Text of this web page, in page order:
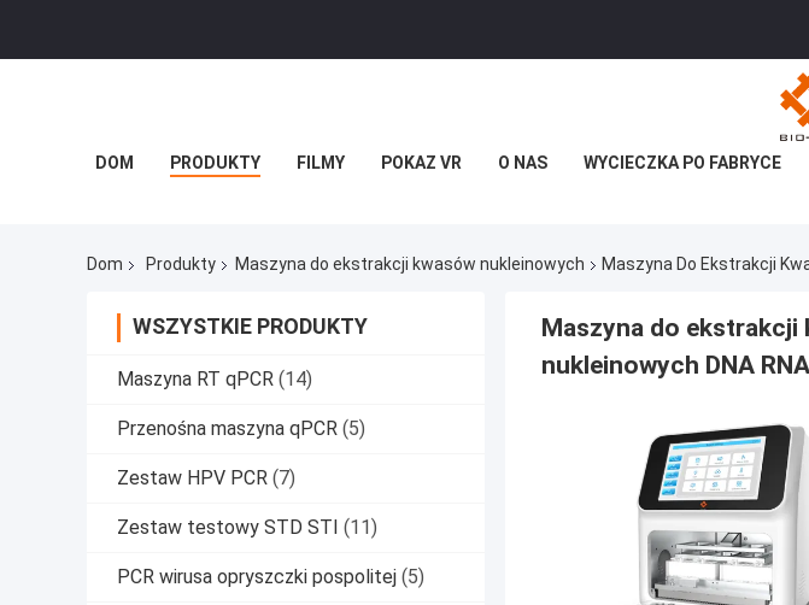
DOM PRODUKTY FILMY POKAZ VR O NAS WYCIECZKA PO FABRYCE
Dom Produkty Maszyna do ekstrakcji kwasów nukleinowych Maszyna Do Ekstrakcji
WSZYSTKIE PRODUKTY
Maszyna RT qPCR (14)
Przenośna maszyna qPCR (5)
Zestaw HPV PCR (7)
Zestaw testowy STD STI (11)
PCR wirusa opryszczki pospolitej (5)
Maszyna do ekstrakcji
nukleinowych DNA